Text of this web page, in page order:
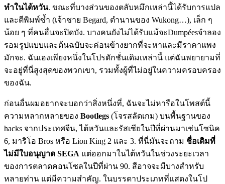
ทำในไต้หวัน. ขณะที่บางส่วนของตลับหมึกเหล่านี้ได้รับการแปล
และตีพิมพ์ซ้ำ (เจ้าชาย Begard, ตำนานของ Wukong…), เล็ก ๆ
น้อย ๆ ที่คนอื่นจะปิดบัง. บางคนยังไม่ได้รับแม้จะDumpéesจำลอง
รอมรูปแบบและต้นฉบับจะค่อนข้างยากที่จะหาและมีราคาแพง
มักจะ. ฉันเองเพียงหนึ่งในโปรดักชั่นเดิมเหล่านี้ แต่ฉันพยายามที่
จะอยู่ที่นี่สูงสุดของพวกเขา, รวมทั้งผู้ที่ไม่อยู่ในความครอบครอง
ของฉัน.
ก่อนอื่นผมอยากจะบอกว่าสิ่งหนึ่งที่, ฉันจะไม่หารือในโพสต์นี้
ความหลากหลายของ Bootlegs (โจรสลัดเกม) บนพื้นฐานของ
hacks จากประเทศจีน, ไต้หวันและรัสเซียในปีที่ผ่านมาเช่นโซนิค
6, มาริโอ Bros หรือ Lion King 2 และ 3. ที่นี่มันจะถาม ชื่อเดิมที่
ไม่มีใบอนุญาต SEGA แต่ออกมาในไต้หวันในช่วงระยะเวลา
ของการตลาดคอนโซลในปีที่ผ่าน 90. สีอาจจะมีบางสำหรับ
หลายท่าน แต่มีความสำคัญ. ในบรรดาประเภทที่แสดงในโป